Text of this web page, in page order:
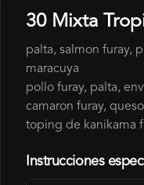
Despacho
Redes sociales
Instagram
30 Mixta
palta, salmon furay,
maracuya
pollo furay, palta,
camaron furay,
toping de kanikama
Instrucciones